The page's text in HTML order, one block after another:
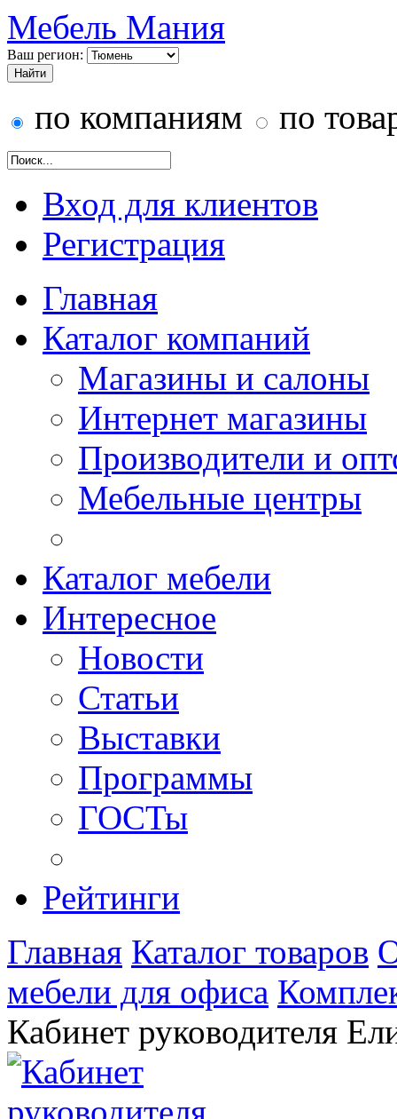
Мебель Мания
Ваш регион:
по компаниям по
Вход для клиентов
Регистрация
Главная
Каталог компаний
Магазины и салоны
Интернет магазины
Производители и
Мебельные центры
Каталог мебели
Интересное
Новости
Статьи
Выставки
Программы
ГОСТы
Рейтинги
Главная Каталог товаров
мебели для офиса
Кабинет руководителя